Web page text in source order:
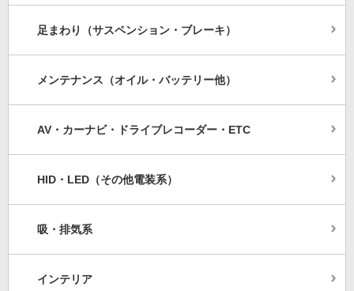
足まわり（サスペンション・ブレーキ）
メンテナンス（オイル・バッテリー他）
AV・カーナビ・ドライブレコーダー・ETC
HID・LED（その他電装系）
吸・排気系
インテリア